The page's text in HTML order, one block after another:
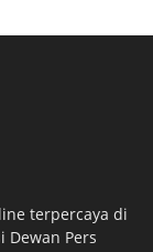
terpercaya di
Dewan Pers